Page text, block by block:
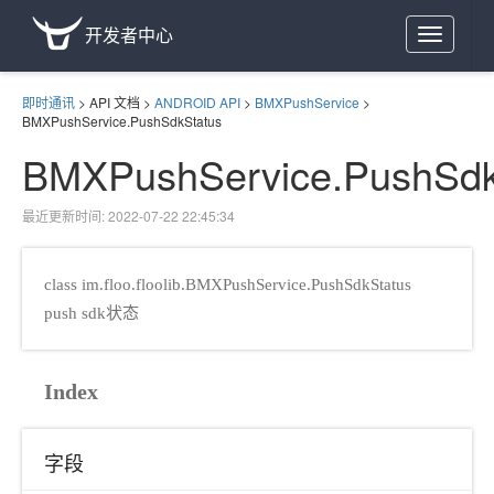
Toggle
navigation
开发者中心
即时通讯 > API 文档 > ANDROID API > BMXPushService >
BMXPushService.PushSdkStatus
最近更新时间: 2022-07-22 22:45:34
class im.floo.floolib.BMXPushService.PushSdkStatus
push sdk状态
Index
字段